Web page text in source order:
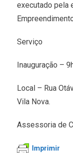
executado pela
Serviço
Inauguração –
Local – Rua
Vila Nova.
Assessoria de
Imprimir